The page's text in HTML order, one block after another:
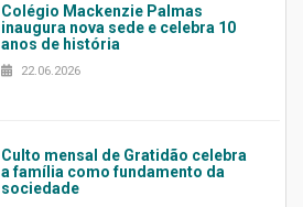
Colégio Mackenzie Palmas
inaugura nova sede e celebra 10
anos de história
22.06.2026
Culto mensal de Gratidão celebra
a família como fundamento da
sociedade